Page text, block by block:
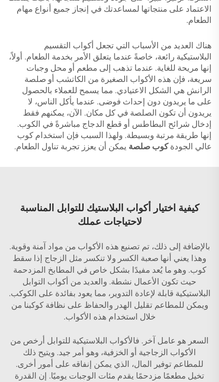
الاعتماد على منتجاتها لمساعدتك في إنجاز جميع أنواع مهام
الطعام.
هناك العديد من الأسباب التي تجعل أكواب التقسيم
البلاستيكية رائعة، خاصةً عندما يتعلق الأمر بخدمة الطعام. أولاً،
إنها مريحة للغاية. عندما تذهب إلى مطعم أو محل وجبات
سريعة، فإن هذه الأكواب الصغيرة من الكاتشب أو صلصة
الرانش هي الشكل الاعتيادي. مما يسمح للعملاء بالحصول
على ما يريدون دون إحداث فوضى. عندما يأكل الناس، لا
يريدون أن تكون الصلصة في كل مكان. الآن، يمكنهم فقط
إدخال شرائح البطاطس أو قطع الدجاج مباشرةً في الكوب.
إنها طريقة مرتبة وبسيطة. ولهذا السبب فإن استخدام كوب
عالي الجودةكوب صلصة يمكن أن يعزز تجربة تناول الطعام.
كيفية اختيار أكواب البلاستيك للتوابل المناسبة
لاحتياجات عملك
بالإضافة إلى ذلك، تم تصنيع هذه الأكواب من مواد آمنة وقوية.
وهذا يعني أنها صعبة الكسر ولا تنكسر مثل الزجاج إذا سقط
كوب. وهو ما يُعد مفيدًا بشكل خاص في المطابخ المزدحمة
حيث تكون الأعمال نشطة. والعديد من أكواب التوابل
البلاستيكية قابلة لإعادة التدوير، مما يعود بفائدة على الكوكب.
ويمكن للمطاعم تقليل الهدر والحفاظ على نظافة كوكبنا من
خلال استخدام هذه الأكواب.
السعر هو عامل آخر. فالأكواب البلاستيكية للتوابل أرخص من
الأكواب الزجاجية أو الخزفية، وهو أمر جيد. ويتيح ذلك
للمطاعم توفير المال، الذي يمكن إنفاقه على أمور أخرى.
تخيل مطعمًا مزدحمًا يقدم مئات الوجبات يوميًا. إن القدرة